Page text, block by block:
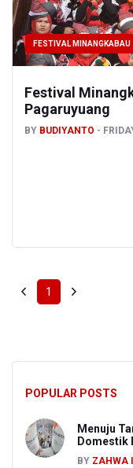
FESTIVAL MINANGKABAU
Festival
Pagaruyuang
BY BUDIYANTO
1
POPULAR POSTS
Menuju
Domestik
BY ZAHWA